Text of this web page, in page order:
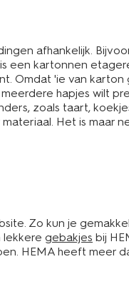
afhankelijk.
een kartonnen
Omdat 'ie van karton
hapjes wilt
zoals taart,
Het is maar
Zo kun je
lekkere gebakjes bij
HEMA heeft meer